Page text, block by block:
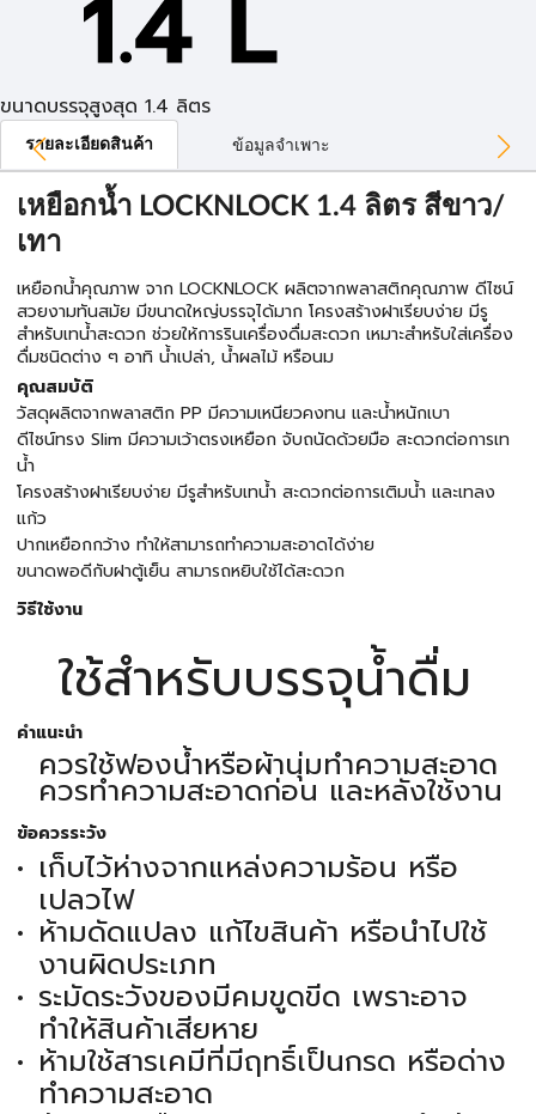
ขนาดบรรจุสูงสุด 1.4 ลิตร
รายละเอียดสินค้า ข้อมูลจำเพาะ
เหยือกน้ำ LOCKNLOCK 1.4 ลิตร สีขาว/
เทา
เหยือกน้ำคุณภาพ จาก LOCKNLOCK ผลิตจากพลาสติกคุณภาพ ดีไซน์
สวยงามทันสมัย มีขนาดใหญ่บรรจุได้มาก โครงสร้างฝาเรียบง่าย มีรู
สำหรับเทน้ำสะดวก ช่วยให้การรินเครื่องดื่มสะดวก เหมาะสำหรับใส่เครื่อง
ดื่มชนิดต่าง ๆ อาทิ น้ำเปล่า, น้ำผลไม้ หรือนม
คุณสมบัติ
วัสดุผลิตจากพลาสติก PP มีความเหนียวคงทน และน้ำหนักเบา
ดีไซน์ทรง Slim มีความเว้าตรงเหยือก จับถนัดด้วยมือ สะดวกต่อการเท
น้ำ
โครงสร้างฝาเรียบง่าย มีรูสำหรับเทน้ำ สะดวกต่อการเติมน้ำ และเทลง
แก้ว
ปากเหยือกกว้าง ทำให้สามารถทำความสะอาดได้ง่าย
ขนาดพอดีกับฝาตู้เย็น สามารถหยิบใช้ได้สะดวก
วิธีใช้งาน
ใช้สำหรับบรรจุน้ำดื่ม
คำแนะนำ
ควรใช้ฟองน้ำหรือผ้านุ่มทำความสะอาด
ควรทำความสะอาดก่อน และหลังใช้งาน
ข้อควรระวัง
เก็บไว้ห่างจากแหล่งความร้อน หรือ
เปลวไฟ
ห้ามดัดแปลง แก้ไขสินค้า หรือนำไปใช้
งานผิดประเภท
ระมัดระวังของมีคมขูดขีด เพราะอาจ
ทำให้สินค้าเสียหาย
ห้ามใช้สารเคมีที่มีฤทธิ์เป็นกรด หรือด่าง
ทำความสะอาด